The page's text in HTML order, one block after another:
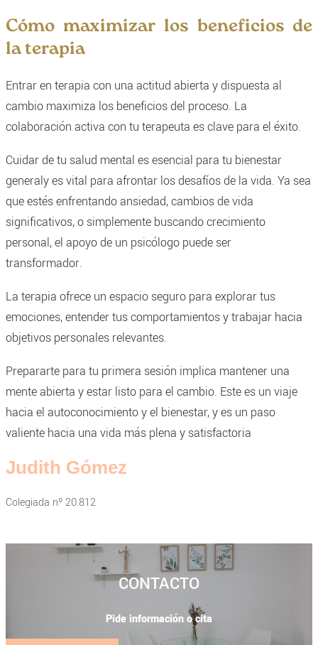
Cómo maximizar los beneficios de
la terapia
Entrar en terapia con una actitud abierta y dispuesta al
cambio maximiza los beneficios del proceso. La
colaboración activa con tu terapeuta es clave para el éxito.
Cuidar de tu salud mental es esencial para tu bienestar
generaly es vital para afrontar los desafíos de la vida. Ya sea
que estés enfrentando ansiedad, cambios de vida
significativos, o simplemente buscando crecimiento
personal, el apoyo de un psicólogo puede ser
transformador.
La terapia ofrece un espacio seguro para explorar tus
emociones, entender tus comportamientos y trabajar hacia
objetivos personales relevantes.
Prepararte para tu primera sesión implica mantener una
mente abierta y estar listo para el cambio. Este es un viaje
hacia el autoconocimiento y el bienestar, y es un paso
valiente hacia una vida más plena y satisfactoria
Judith Gómez
Colegiada nº 20.812
CONTACTO
Pide información o cita